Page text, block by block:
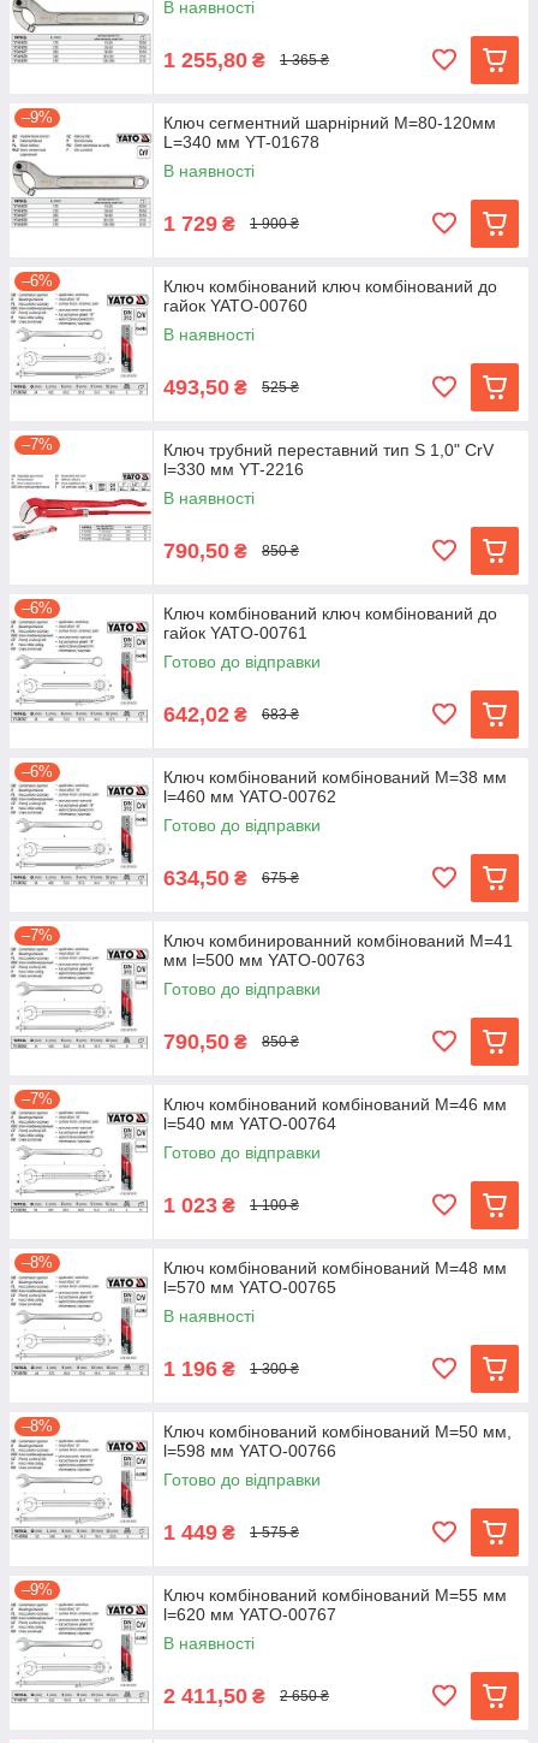
В наявності
1 255,80 ₴ 1 365 ₴
–9%
Ключ сегментний шарнірний M=80-120мм
L=340 мм YT-01678
В наявності
1 729 ₴ 1 900 ₴
–6%
Ключ комбінований ключ комбінований до
гайок YATO-00760
В наявності
493,50 ₴ 525 ₴
–7%
Ключ трубний переставний тип S 1,0" CrV
l=330 мм YT-2216
В наявності
790,50 ₴ 850 ₴
–6%
Ключ комбінований ключ комбінований до
гайок YATO-00761
Готово до відправки
642,02 ₴ 683 ₴
–6%
Ключ комбінований комбінований М=38 мм
l=460 мм YATO-00762
Готово до відправки
634,50 ₴ 675 ₴
–7%
Ключ комбинированний комбінований М=41
мм l=500 мм YATO-00763
Готово до відправки
790,50 ₴ 850 ₴
–7%
Ключ комбінований комбінований М=46 мм
l=540 мм YATO-00764
Готово до відправки
1 023 ₴ 1 100 ₴
–8%
Ключ комбінований комбінований М=48 мм
l=570 мм YATO-00765
В наявності
1 196 ₴ 1 300 ₴
–8%
Ключ комбінований комбінований М=50 мм,
l=598 мм YATO-00766
Готово до відправки
1 449 ₴ 1 575 ₴
–9%
Ключ комбінований комбінований М=55 мм
l=620 мм YATO-00767
В наявності
2 411,50 ₴ 2 650 ₴